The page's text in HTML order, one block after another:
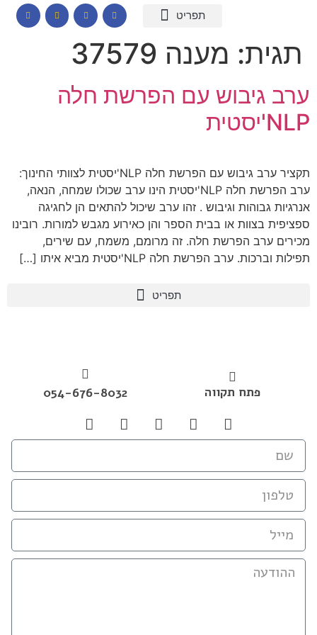
תגית: מענה 37579
ערב גיבוש עם הפרשת חלה
NLP'יסטית
תקציר ערב גיבוש עם הפרשת חלה NLP'יסטית לצוותי החינוך:
ערב הפרשת חלה NLP'יסטית הינו ערב שכולו שמחה, הנאה,
אנרגיות גבוהות וגיבוש . זהו ערב שיכול להתאים הן לחגיגה
ספציפית בצוות או בבית הספר והן כאירוע מגבש למורות. רובינו
מכירים ערב הפרשת חלה. זה מרומם, משמח, עם שירים,
תפילות וברכות. ערב הפרשת חלה NLP'יסטית מביא איתו […]
פתח תקווה 054-676-8032